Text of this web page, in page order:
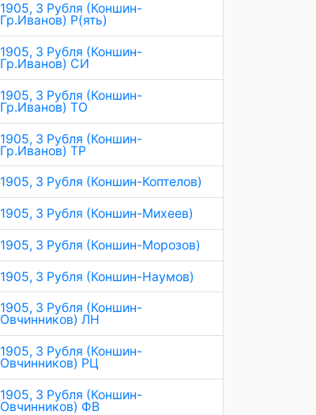
1905, 3 Рубля (Коншин-
Гр.Иванов) Р(ять)
1905, 3 Рубля (Коншин-
Гр.Иванов) СИ
1905, 3 Рубля (Коншин-
Гр.Иванов) ТО
1905, 3 Рубля (Коншин-
Гр.Иванов) ТР
1905, 3 Рубля (Коншин-Коптелов)
1905, 3 Рубля (Коншин-Михеев)
1905, 3 Рубля (Коншин-Морозов)
1905, 3 Рубля (Коншин-Наумов)
1905, 3 Рубля (Коншин-
Овчинников) ЛН
1905, 3 Рубля (Коншин-
Овчинников) РЦ
1905, 3 Рубля (Коншин-
Овчинников) ФВ